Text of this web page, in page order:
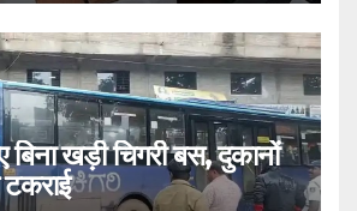
खड़ी चिगरी बस, दुकानों